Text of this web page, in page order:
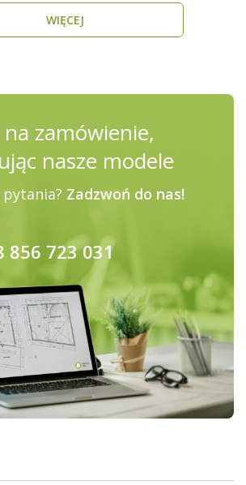
WIĘCEJ
zamówienie,
nasze modele
Zadzwoń do nas!
856 723 031